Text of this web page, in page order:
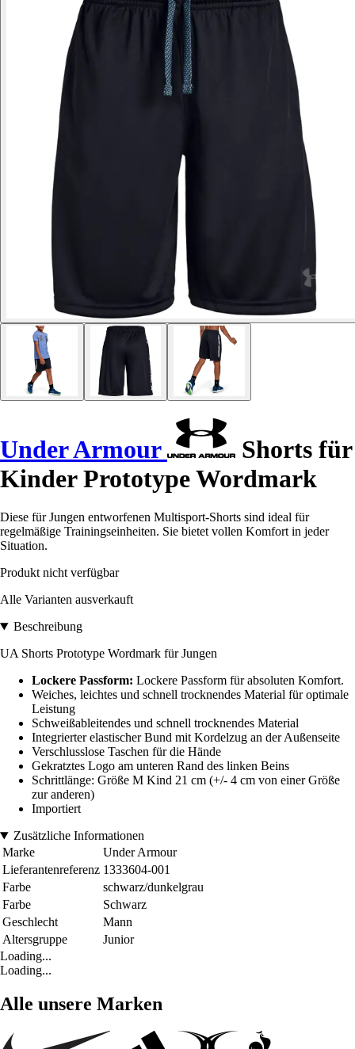
Under Armour
Shorts für
Kinder Prototype Wordmark
Diese für Jungen entworfenen Multisport-Shorts sind ideal für
regelmäßige Trainingseinheiten. Sie bietet vollen Komfort in jeder
Situation.
Produkt nicht verfügbar
Alle Varianten ausverkauft
Beschreibung
UA Shorts Prototype Wordmark für Jungen
Lockere Passform: Lockere Passform für absoluten Komfort.
Weiches, leichtes und schnell trocknendes Material für optimale
Leistung
Schweißableitendes und schnell trocknendes Material
Integrierter elastischer Bund mit Kordelzug an der Außenseite
Verschlusslose Taschen für die Hände
Gekratztes Logo am unteren Rand des linken Beins
Schrittlänge: Größe M Kind 21 cm (+/- 4 cm von einer Größe
zur anderen)
Importiert
Zusätzliche Informationen
Marke
Under Armour
Lieferantenreferenz 1333604-001
Farbe
schwarz/dunkelgrau
Farbe
Schwarz
Geschlecht
Mann
Altersgruppe
Junior
Loading...
Loading...
Alle unsere Marken